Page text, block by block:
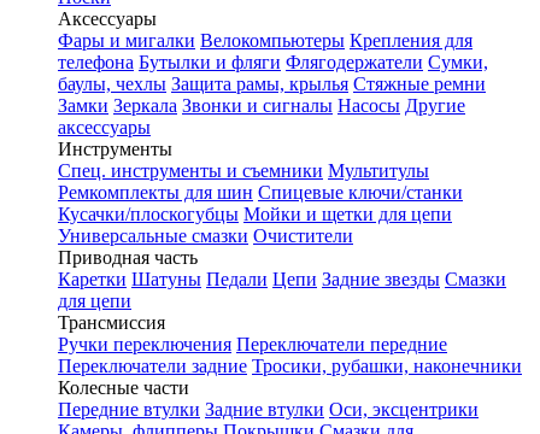
Аксессуары
Фары и мигалки Велокомпьютеры Крепления для
телефона Бутылки и фляги Флягодержатели Сумки,
баулы, чехлы Защита рамы, крылья Стяжные ремни
Замки Зеркала Звонки и сигналы Насосы Другие
аксессуары
Инструменты
Спец. инструменты и съемники Мультитулы
Ремкомплекты для шин Спицевые ключи/станки
Кусачки/плоскогубцы Мойки и щетки для цепи
Универсальные смазки Очистители
Приводная часть
Каретки Шатуны Педали Цепи Задние звезды Смазки
для цепи
Трансмиссия
Ручки переключения Переключатели передние
Переключатели задние Тросики, рубашки, наконечники
Колесные части
Передние втулки Задние втулки Оси, эксцентрики